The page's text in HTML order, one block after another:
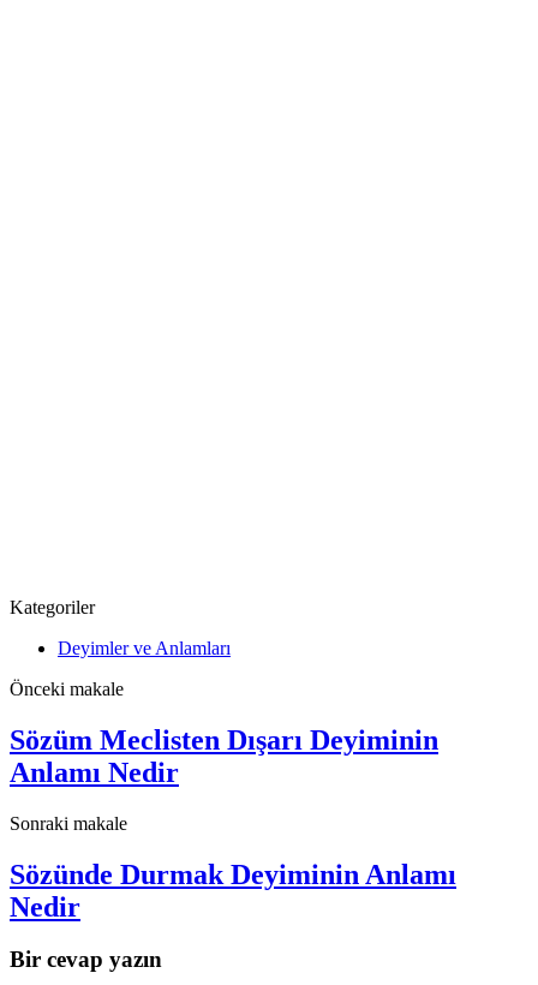
Kategoriler
Deyimler ve Anlamları
Önceki makale
Sözüm Meclisten Dışarı Deyiminin
Anlamı Nedir
Sonraki makale
Sözünde Durmak Deyiminin Anlamı
Nedir
Bir cevap yazın